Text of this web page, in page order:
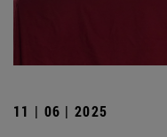
11 | 06 | 2025